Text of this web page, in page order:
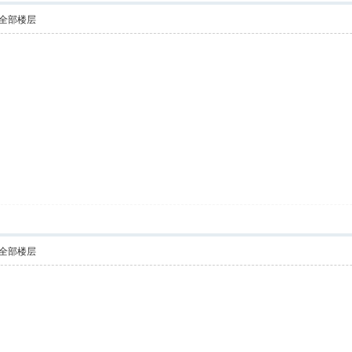
部楼层
部楼层